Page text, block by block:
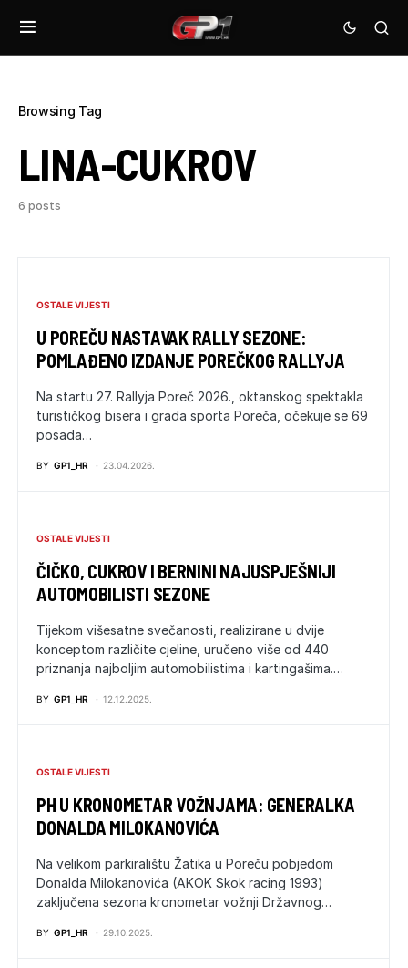
Browsing Tag
LINA-CUKROV
6 posts
OSTALE VIJESTI
U POREČU NASTAVAK RALLY SEZONE:
POMLAĐENO IZDANJE POREČKOG RALLYJA
Na startu 27. Rallyja Poreč 2026., oktanskog spektakla
turističkog bisera i grada sporta Poreča, očekuje se 69
posada…
BY GP1_HR 23.04.2026.
OSTALE VIJESTI
ČIČKO, CUKROV I BERNINI NAJUSPJEŠNIJI
AUTOMOBILISTI SEZONE
Tijekom višesatne svečanosti, realizirane u dvije
konceptom različite cjeline, uručeno više od 440
priznanja najboljim automobilistima i kartingašima.…
BY GP1_HR 12.12.2025.
OSTALE VIJESTI
PH U KRONOMETAR VOŽNJAMA: GENERALKA
DONALDA MILOKANOVIĆA
Na velikom parkiralištu Žatika u Poreču pobjedom
Donalda Milokanovića (AKOK Skok racing 1993)
zaključena sezona kronometar vožnji Državnog…
BY GP1_HR 29.10.2025.